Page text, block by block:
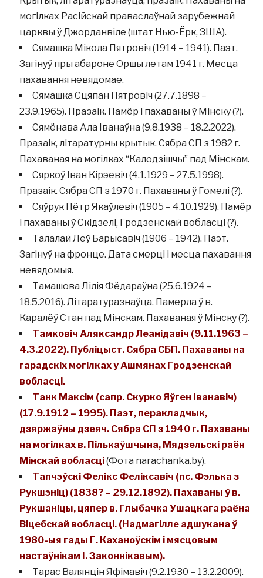
могілках Расійскай праваслаўнай зарубежнай
царквы ў Джорданвіле (штат Нью-Ёрк, ЗША).
Сямашка Мікола Пятровіч (1914 – 1941). Паэт.
Загінуў пры абароне Оршы летам 1941 г. Месца
пахавання невядомае.
Сямашка Сцяпан Пятровіч (27.7.1898 –
23.9.1965). Празаік. Памёр і пахаваны ў Мінску (?).
Сямёнава Ала Іванаўна (9.8.1938 – 18.2.2022).
Празаік, літаратурны крытык. Сябра СП з 1982 г.
Пахаваная на могілках “Калодзішчы” пад Мінскам.
Сяркоў Іван Кірэевіч (4.1.1929 – 27.5.1998).
Празаік. Сябра СП з 1970 г. Пахаваны ў Гомелі (?).
Сяўрук Пётр Якаўлевіч (1905 – 4.10.1929). Памёр
і пахаваны ў Скідзелі, Гродзенскай вобласці (?).
Талалай Леў Барысавіч (1906 – 1942). Паэт.
Загінуў на фронце. Дата смерці і месца пахавання
невядомыя.
Тамашова Лілія Фёдараўна (25.6.1924 –
18.5.2016). Літаратуразнаўца. Памерла ў в.
Каралёў Стан пад Мінскам. Пахаваная ў Мінску (?).
Тамковіч Аляксандр Леанідавіч (9.11.1963 –
4.3.2022). Публіцыст. Сябра СБП. Пахаваны на
гарадскіх могілках у Ашмянах Гродзенскай
вобласці.
Танк Максім (сапр. Скурко Яўген Іванавіч)
(17.9.1912 – 1995). Паэт, перакладчык,
дзяржаўны дзеяч. Сябра СП з 1940 г. Пахаваны
на могілках в. Пількаўшчына, Мядзельскі раён
Мінскай вобласці(Фота narachanka.by).
Тапчэўскі Фелікс Феліксавіч (пс. Фэлька з
Рукшэніц) (1838? – 29.12.1892). Пахаваны ў в.
Рукшаніцы, цяпер в. Глыбачка Ушацкага раёна
Віцебскай вобласці. (Надмагілле адшукана ў
1980-ыя гады Г. Каханоўскім і мясцовым
настаўнікам І. Законнікавым).
Тарас Валянцін Яфімавіч (9.2.1930 – 13.2.2009).